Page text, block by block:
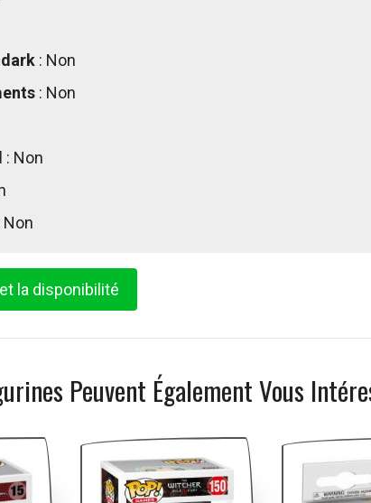
: Non
: Non
: Non
Non
la disponibilité
Peuvent Également Vous